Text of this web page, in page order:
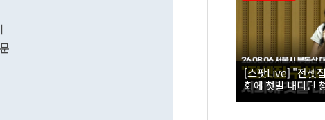
[스팟Live] "전셋
회에 첫발 내디딘
시 부동산 대토론회